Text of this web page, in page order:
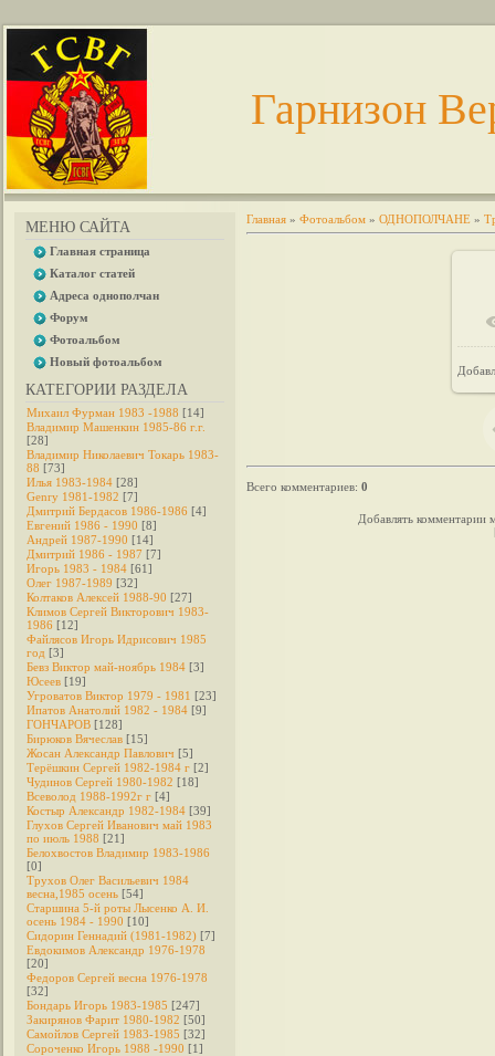
Гарнизон
МЕНЮ САЙТА
Главная страница
Каталог статей
Адреса однополчан
Форум
Фотоальбом
Новый фотоальбом
КАТЕГОРИИ РАЗДЕЛА
Михаил Фурман 1983 -1988 [14]
Владимир Машенкин 1985-86 г.г.
[28]
Владимир Николаевич Токарь 1983-
88 [73]
Илья 1983-1984 [28]
Genry 1981-1982 [7]
Дмитрий Бердасов 1986-1986 [4]
Евгений 1986 - 1990 [8]
Андрей 1987-1990 [14]
Дмитрий 1986 - 1987 [7]
Игорь 1983 - 1984 [61]
Олег 1987-1989 [32]
Колтаков Алексей 1988-90 [27]
Климов Сергей Викторович 1983-
1986 [12]
Файлясов Игорь Идрисович 1985
год [3]
Бевз Виктор май-ноябрь 1984 [3]
Юсеев [19]
Угроватов Виктор 1979 - 1981 [23]
Ипатов Анатолий 1982 - 1984 [9]
ГОНЧАРОВ [128]
Бирюков Вячеслав [15]
Жосан Александр Павлович [5]
Терёшкин Сергей 1982-1984 г [2]
Чудинов Сергей 1980-1982 [18]
Всеволод 1988-1992г г [4]
Костыр Александр 1982-1984 [39]
Глухов Сергей Иванович май 1983
по июль 1988 [21]
Белохвостов Владимир 1983-1986
[0]
Трухов Олег Васильевич 1984
весна,1985 осень [54]
Старшина 5-й роты Лысенко А. И.
осень 1984 - 1990 [10]
Сидорин Геннадий (1981-1982) [7]
Евдокимов Александр 1976-1978
[20]
Федоров Cергей весна 1976-1978
[32]
Бондарь Игорь 1983-1985 [247]
Закирянов Фарит 1980-1982 [50]
Самойлов Сергей 1983-1985 [32]
Сороченко Игорь 1988 -1990 [1]
Главная » Фотоальбом » ОДНОПОЛЧАНЕ »
Всего комментариев: 0
Добавлять комментарии